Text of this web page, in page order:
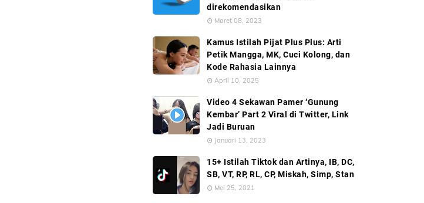
direkomendasikan
Maret 08, 2023
Kamus Istilah Pijat Plus Plus: Arti
Petik Mangga, MK, Cuci Kolong, dan
Kode Rahasia Lainnya
April 10, 2025
Video 4 Sekawan Pamer ‘Gunung
Kembar’ Part 2 Viral di Twitter, Link
Jadi Buruan
Januari 13, 2023
15+ Istilah Tiktok dan Artinya, IB, DC,
SB, VT, RP, RL, CP, Miskah, Simp, Stan
Mei 25, 2021